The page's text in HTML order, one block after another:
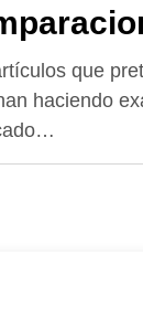
que
haciendo